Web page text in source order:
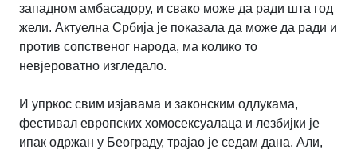
западном амбасадору, и свако може да ради шта год
жели. Актуелна Србија је показала да може да ради и
против сопственог народа, ма колико то
невјероватно изгледало.
И упркос свим изјавама и законским одлукама,
фестивал европских хомосексуалаца и лезбијки је
ипак одржан у Београду, трајао је седам дана. Али,